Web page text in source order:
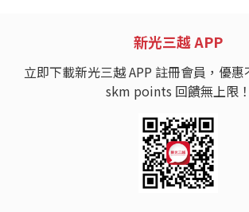
新光三越 APP
立即下載新光三越 APP 註冊會員，優
skm points 回饋無上限！